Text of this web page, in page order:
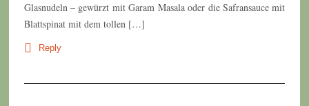
Glasnudeln – gewürzt mit Garam Masala oder die Safransauce mit
Blattspinat mit dem tollen […]
Reply